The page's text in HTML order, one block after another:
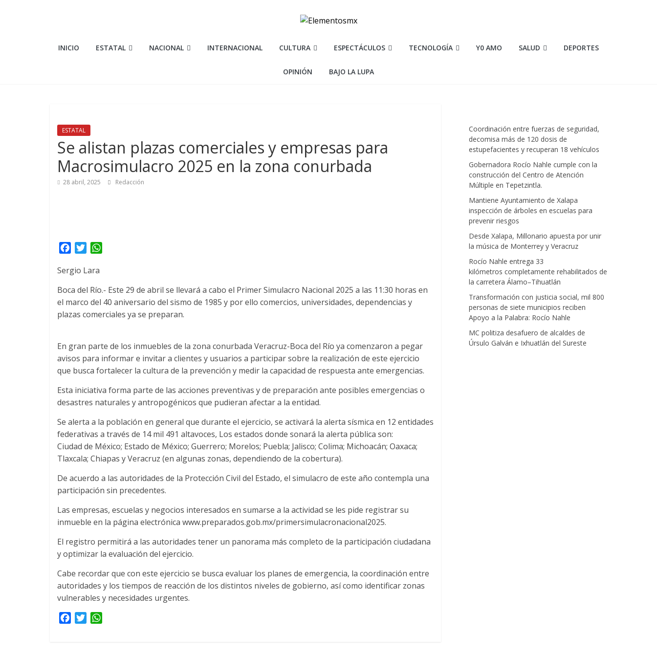
Elementosmx
INICIO ESTATAL NACIONAL INTERNACIONAL CULTURA ESPECTÁCULOS TECNOLOGÍA Y0 AMO SALUD DEPORTES
OPINIÓN BAJO LA LUPA
ESTATAL
Se alistan plazas comerciales y empresas para
Macrosimulacro 2025 en la zona conurbada
28 abril, 2025 Redacción
c
b
o
o
i
t
e
r
s
A
p
Sergio Lara
Boca del Río.- Este 29 de abril se llevará a cabo el Primer Simulacro Nacional 2025 a las 11:30 horas en
el marco del 40 aniversario del sismo de 1985 y por ello comercios, universidades, dependencias y
plazas comerciales ya se preparan.
En gran parte de los inmuebles de la zona conurbada Veracruz-Boca del Río ya comenzaron a pegar
avisos para informar e invitar a clientes y usuarios a participar sobre la realización de este ejercicio
que busca fortalecer la cultura de la prevención y medir la capacidad de respuesta ante emergencias.
Esta iniciativa forma parte de las acciones preventivas y de preparación ante posibles emergencias o
desastres naturales y antropogénicos que pudieran afectar a la entidad.
Se alerta a la población en general que durante el ejercicio, se activará la alerta sísmica en 12 entidades
federativas a través de 14 mil 491 altavoces, Los estados donde sonará la alerta pública son:
Ciudad de México; Estado de México; Guerrero; Morelos; Puebla; Jalisco; Colima; Michoacán; Oaxaca;
Tlaxcala; Chiapas y Veracruz (en algunas zonas, dependiendo de la cobertura).
De acuerdo a las autoridades de la Protección Civil del Estado, el simulacro de este año contempla una
participación sin precedentes.
Las empresas, escuelas y negocios interesados en sumarse a la actividad se les pide registrar su
inmueble en la página electrónica www.preparados.gob.mx/primersimulacronacional2025.
El registro permitirá a las autoridades tener un panorama más completo de la participación ciudadana
y optimizar la evaluación del ejercicio.
Cabe recordar que con este ejercicio se busca evaluar los planes de emergencia, la coordinación entre
autoridades y los tiempos de reacción de los distintos niveles de gobierno, así como identificar zonas
vulnerables y necesidades urgentes.
Coordinación entre fuerzas de seguridad,
decomisa más de 120 dosis de
estupefacientes y recuperan 18 vehículos
Gobernadora Rocío Nahle cumple con la
construcción del Centro de Atención
Múltiple en Tepetzintla.
Mantiene Ayuntamiento de Xalapa
inspección de árboles en escuelas para
prevenir riesgos
Desde Xalapa, Millonario apuesta por unir
la música de Monterrey y Veracruz
Rocío Nahle entrega 33
kilómetros completamente rehabilitados de
la carretera Álamo–Tihuatlán
Transformación con justicia social, mil 800
personas de siete municipios reciben
Apoyo a la Palabra: Rocío Nahle
MC politiza desafuero de alcaldes de
Úrsulo Galván e Ixhuatlán del Sureste